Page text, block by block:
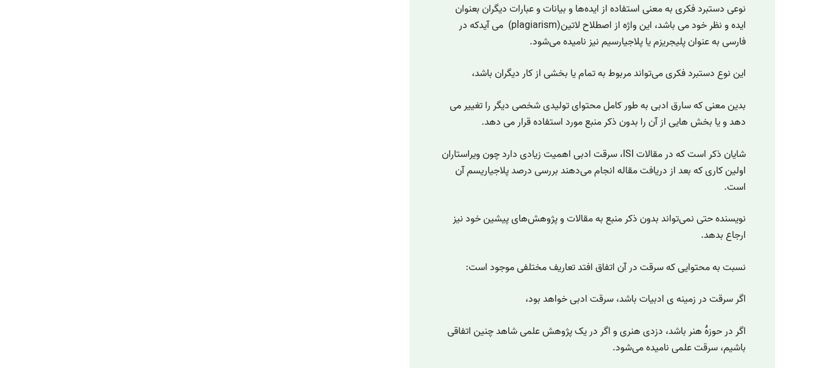
نوعی دستبرد فکری به معنی استفاده از ایده‌ها و بیانات و عبارات دیگران بعنوان
ایده و نظر خود می باشد، این واژه از اصطلاح لاتین(plagiarism) می آیدکه در
فارسی به عنوان پلیجریزم یا پلاجیارسیم نیز نامیده می‌شود.
این نوع دستبرد فکری می‌تواند مربوط به تمام یا بخشی از کار دیگران باشد،
بدین معنی که سارق ادبی به طور کامل محتوای تولیدی شخصی دیگر را تغییر می
دهد و یا بخش ‌هایی از آن را بدون ذکر منبع مورد استفاده قرار می دهد.
شایان ذکر است که در مقالات ISI، سرقت ادبی اهمیت زیادی دارد چون ویراستاران
اولین کاری که بعد از دریافت مقاله انجام می‌دهند بررسی درصد پلاجیاریسم آن
است.
نویسنده حتی نمی‌تواند بدون ذکر منبع به مقالات و پژوهش‌های پیشین خود نیز
ارجاع بدهد.
نسبت به محتوایی که سرقت در آن اتفاق افتد تعاریف مختلفی موجود است:
اگر سرقت در زمینه ی ادبیات باشد، سرقت ادبی خواهد بود،
اگر در حوزۀ هنر باشد، دزدی هنری و اگر در یک پژوهش علمی شاهد چنین اتفاقی
باشیم، سرقت علمی نامیده می‌شود.